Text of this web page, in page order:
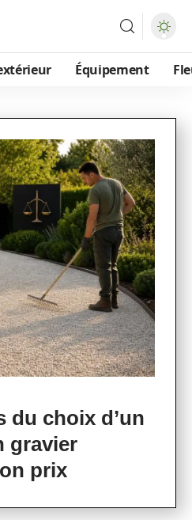
Équipement
du choix d’un
gravier
prix